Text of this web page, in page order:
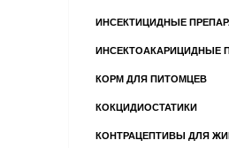
ИНСЕКТИЦИДНЫЕ
ИНСЕКТОАКАРИЦИДНЫЕ
КОРМ ДЛЯ ПИТОМЦЕВ
КОКЦИДИОСТАТИКИ
КОНТРАЦЕПТИВЫ ДЛЯ